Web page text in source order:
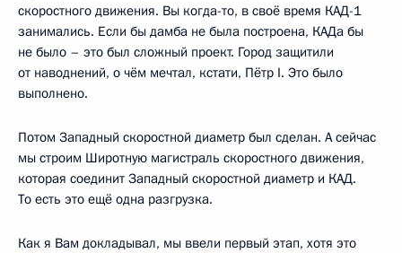
скоростного движения. Вы когда-то, в своё время КАД-1
занимались. Если бы дамба не была построена, КАДа бы
не было – это был сложный проект. Город защитили
от наводнений, о чём мечтал, кстати, Пётр I. Это было
выполнено.
Потом Западный скоростной диаметр был сделан. А сейчас
мы строим Широтную магистраль скоростного движения,
которая соединит Западный скоростной диаметр и КАД.
То есть это ещё одна разгрузка.
Как я Вам докладывал, мы ввели первый этап, хотя это